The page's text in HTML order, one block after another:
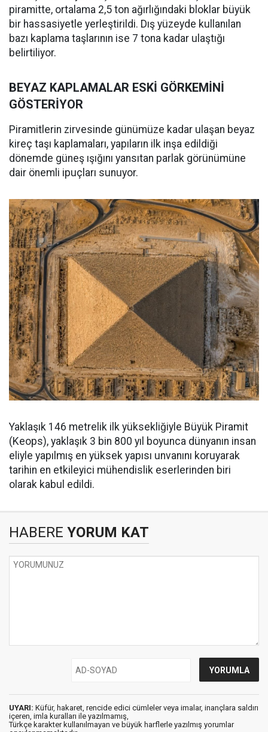
piramitte, ortalama 2,5 ton ağırlığındaki bloklar büyük
bir hassasiyetle yerleştirildi. Dış yüzeyde kullanılan
bazı kaplama taşlarının ise 7 tona kadar ulaştığı
belirtiliyor.
BEYAZ KAPLAMALAR ESKİ GÖRKEMİNİ
GÖSTERİYOR
Piramitlerin zirvesinde günümüze kadar ulaşan beyaz
kireç taşı kaplamaları, yapıların ilk inşa edildiği
dönemde güneş ışığını yansıtan parlak görünümüne
dair önemli ipuçları sunuyor.
Yaklaşık 146 metrelik ilk yüksekliğiyle Büyük Piramit
(Keops), yaklaşık 3 bin 800 yıl boyunca dünyanın insan
eliyle yapılmış en yüksek yapısı unvanını koruyarak
tarihin en etkileyici mühendislik eserlerinden biri
olarak kabul edildi.
HABERE YORUM KAT
UYARI: Küfür, hakaret, rencide edici cümleler veya imalar, inançlara saldırı
içeren, imla kuralları ile yazılmamış,
Türkçe karakter kullanılmayan ve büyük harflerle yazılmış yorumlar